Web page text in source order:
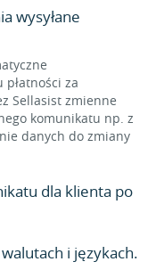
wysyłane
za
Sellasist zmienne
komunikatu np. z
danych do zmiany
dla klienta po
i językach.